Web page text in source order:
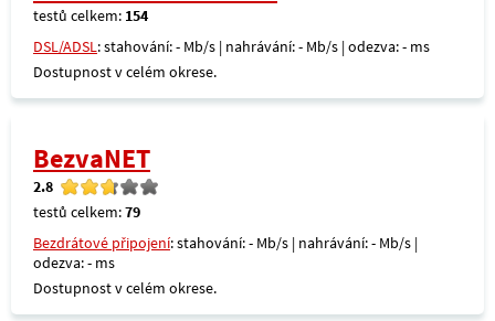
testů celkem: 154
DSL/ADSL: stahování: - Mb/s | nahrávání: - Mb/s | odezva: - ms
Dostupnost v celém okrese.
BezvaNET
2.8
testů celkem:79
Bezdrátové připojení: stahování: - Mb/s | nahrávání: - Mb/s |
odezva: - ms
Dostupnost v celém okrese.